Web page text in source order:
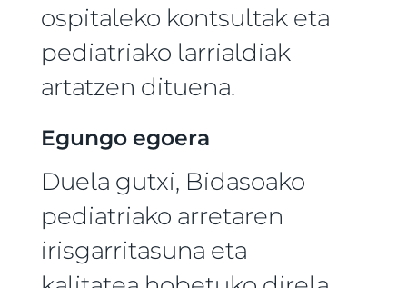
ospitaleko kontsultak eta
pediatriako larrialdiak
artatzen dituena.
Egungo egoera
Duela gutxi, Bidasoako
pediatriako arretaren
irisgarritasuna eta